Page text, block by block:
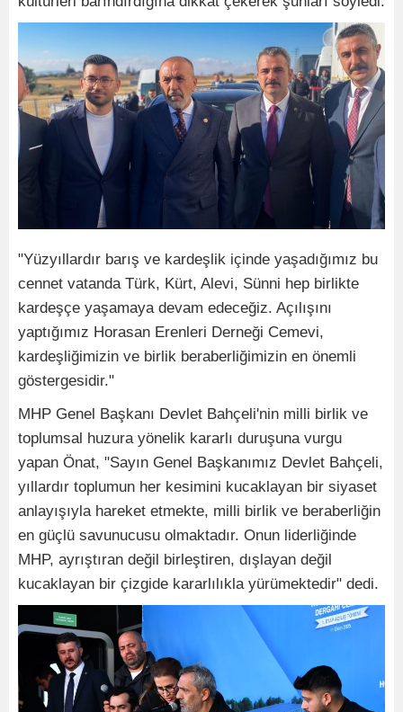
"Yüzyıllardır barış ve kardeşlik içinde yaşadığımız bu
cennet vatanda Türk, Kürt, Alevi, Sünni hep birlikte
kardeşçe yaşamaya devam edeceğiz. Açılışını
yaptığımız Horasan Erenleri Derneği Cemevi,
kardeşliğimizin ve birlik beraberliğimizin en önemli
göstergesidir."
MHP Genel Başkanı Devlet Bahçeli'nin milli birlik ve
toplumsal huzura yönelik kararlı duruşuna vurgu
yapan Önat, "Sayın Genel Başkanımız Devlet Bahçeli,
yıllardır toplumun her kesimini kucaklayan bir siyaset
anlayışıyla hareket etmekte, milli birlik ve beraberliğin
en güçlü savunucusu olmaktadır. Onun liderliğinde
MHP, ayrıştıran değil birleştiren, dışlayan değil
kucaklayan bir çizgide kararlılıkla yürümektedir" dedi.